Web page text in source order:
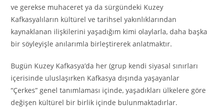
ve gerekse muhaceret ya da sürgündeki Kuzey
Kafkasyalıların kültürel ve tarihsel yakınlıklarından
kaynaklanan ilişkilerini yaşadığım kimi olaylarla, daha başka
bir söyleyişle anılarımla birleştirerek anlatmaktır.
Bugün Kuzey Kafkasya’da her (grup kendi siyasal sınırları
içerisinde uluslaşırken Kafkasya dışında yaşayanlar
“Çerkes” genel tanımlaması içinde, yaşadıkları ülkelere göre
değişen kültürel bir birlik içinde bulunmaktadırlar.